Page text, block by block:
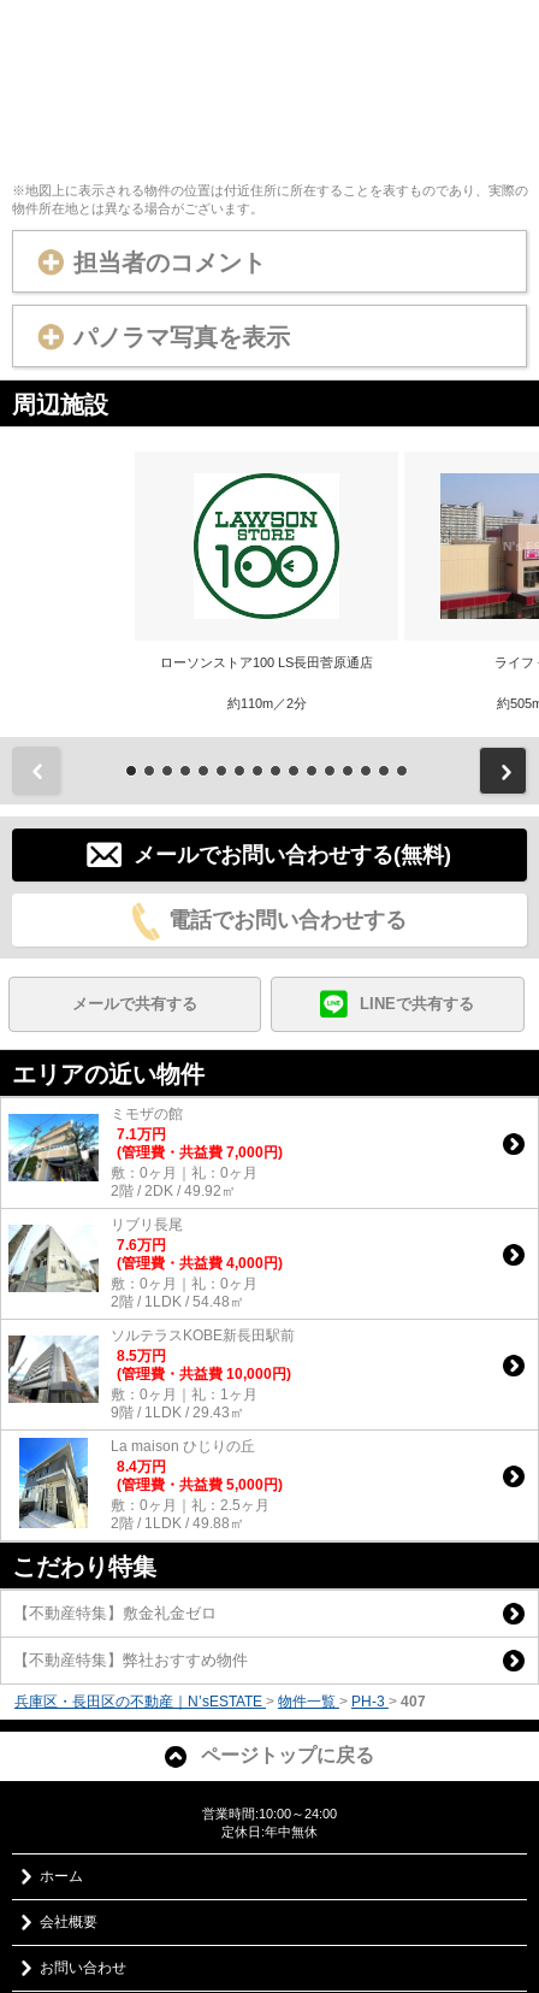
※地図上に表示される物件の位置は付近住所に所在することを表すものであり、実際の
物件所在地とは異なる場合がございます。
担当者のコメント
パノラマ写真を表示
周辺施設
ローソンストア100 LS長田菅原通店
約110m／2分
ライフ
約
メールでお問い合わせする(無料)
電話でお問い合わせする
メールで共有する LINEで共有する
エリアの近い物件
ミモザの館
7.1万円
(管理費・共益費 7,000円)
敷：0ヶ月｜礼：0ヶ月
2階 / 2DK / 49.92㎡
リブリ長尾
7.6万円
(管理費・共益費 4,000円)
敷：0ヶ月｜礼：0ヶ月
2階 / 1LDK / 54.48㎡
ソルテラスKOBE新長田駅前
8.5万円
(管理費・共益費 10,000円)
敷：0ヶ月｜礼：1ヶ月
9階 / 1LDK / 29.43㎡
La maison ひじりの丘
8.4万円
(管理費・共益費 5,000円)
敷：0ヶ月｜礼：2.5ヶ月
2階 / 1LDK / 49.88㎡
こだわり特集
【不動産特集】敷金礼金ゼロ
【不動産特集】弊社おすすめ物件
兵庫区・長田区の不動産｜N’sESTATE > 物件一覧 > PH-3 > 407
ページトップに戻る
営業時間:10:00～24:00
定休日:年中無休
ホーム
会社概要
お問い合わせ